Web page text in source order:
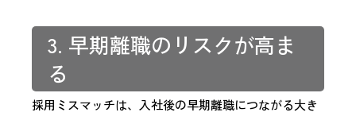
3. 早期離職のリスクが高ま
る
採用ミスマッチは、入社後の早期離職につながる大き